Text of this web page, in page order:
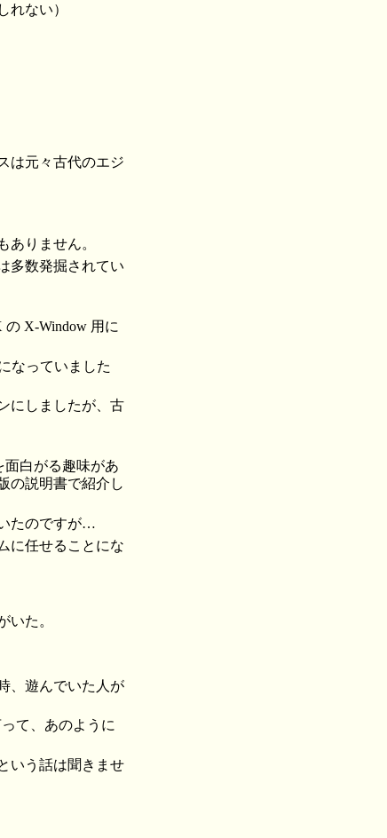
ない）
は元々古代のエジ
りません。
多数発掘されてい
の X-Window 用に
なっていました
にしましたが、古
白がる趣味があ
の説明書で紹介し
たのですが…
に任せることにな
いた。
、遊んでいた人が
て、あのように
いう話は聞きませ